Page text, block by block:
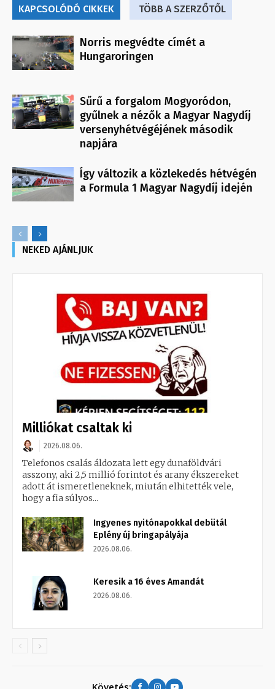
KAPCSOLÓDÓ CIKKEK TÖBB A SZERZŐTŐL
Norris megvédte címét a
Hungaroringen
Sűrű a forgalom Mogyoródon,
gyűlnek a nézők a Magyar Nagydíj
versenyhétvégéjének második
napjára
Így változik a közlekedés hétvégén
a Formula 1 Magyar Nagydíj idején
NEKED AJÁNLJUK
Milliókat csaltak ki
2026.08.06.
Telefonos csalás áldozata lett egy dunaföldvári
asszony, aki 2,5 millió forintot és arany ékszereket
adott át ismeretleneknek, miután elhitették vele,
hogy a fia súlyos...
Ingyenes nyitónapokkal debütál
Eplény új bringapályája
2026.08.06.
Keresik a 16 éves Amandát
2026.08.06.